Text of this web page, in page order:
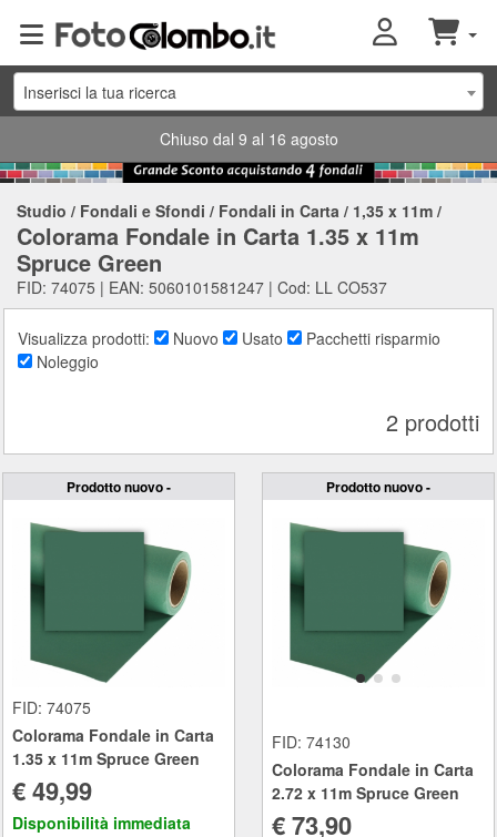
Inserisci la tua ricerca
Chiuso dal 9 al 16 agosto
Studio / Fondali e Sfondi / Fondali in Carta / 1,35 x 11m /
Colorama Fondale in Carta 1.35 x 11m
Spruce Green
FID: 74075 | EAN: 5060101581247 | Cod: LL CO537
Visualizza prodotti: Nuovo Usato
Pacchetti risparmio
Noleggio
2 prodotti
Prodotto nuovo -
FID: 74075
Colorama Fondale in Carta
1.35 x 11m Spruce Green
€ 49,99
Disponibilità immediata
Prodotto nuovo -
FID: 74130
Colorama Fondale in Carta
2.72 x 11m Spruce Green
€ 73,90